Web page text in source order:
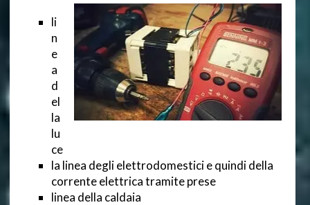
li
n
e
a
d
el
la
lu
ce
la linea degli elettrodomestici e quindi della
corrente elettrica tramite prese
linea della caldaia